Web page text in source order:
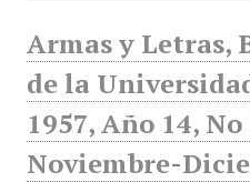
Armas y Letras,
de la
1957, Año 14, No
Noviembre-